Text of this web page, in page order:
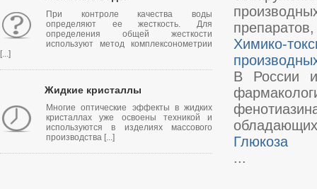
При контроле качества воды
определяют ее жесткость. Для
определения общей жесткости
используют метод комплексонометрии
[...]
Жидкие кристаллы
Многие оптические эффекты в жидких
кристаллах уже освоены техникой и
используются в изделиях массового
производства [...]
Химико-
В России
Глюкоза
...